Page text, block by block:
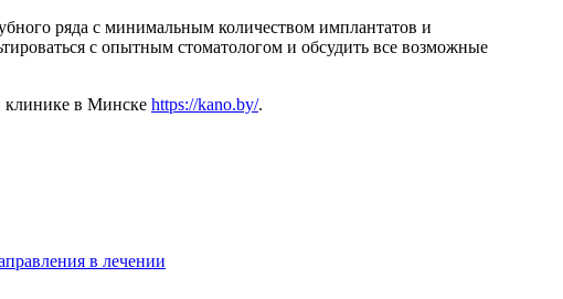
ряда с минимальным количеством имплантатов и
с опытным стоматологом и обсудить все возможные
клинике в Минске https://kano.by/.
в лечении